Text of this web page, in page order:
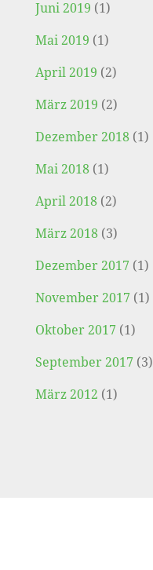
Juni 2019 (1)
Mai 2019 (1)
April 2019 (2)
März 2019 (2)
Dezember 2018(1)
Mai 2018(1)
April 2018(2)
März 2018(3)
Dezember 2017 (1)
November 2017 (1)
Oktober 2017 (1)
September 2017 (3)
März 2012 (1)